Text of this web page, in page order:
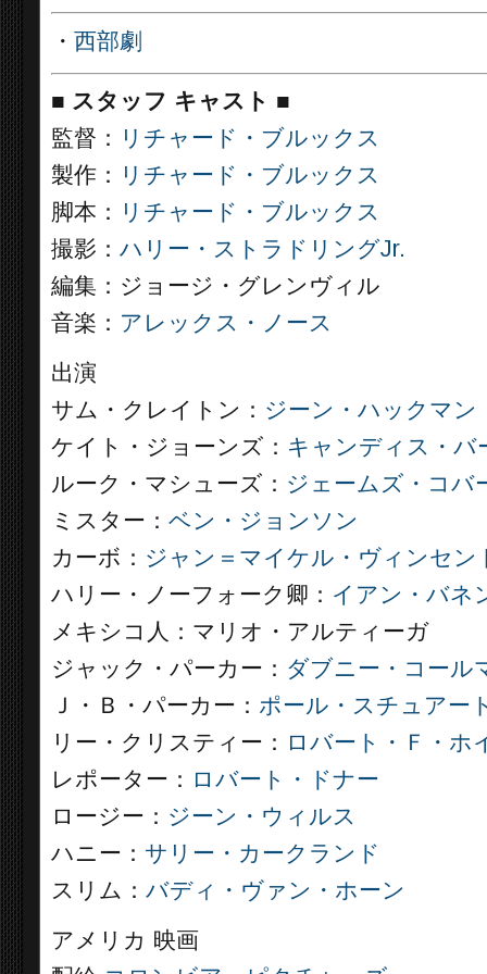
・ 西部劇
■ スタッフ キャスト ■
監督： リチャード・ブルックス
製作： リチャード・ブルックス
脚本： リチャード・ブルックス
撮影： ハリー・ストラドリングJr.
編集：ジョージ・グレンヴィル
音楽： アレックス・ノース
出演
サム・クレイトン： ジーン・ハックマン
ケイト・ジョーンズ： キャンディス・バ
ルーク・マシューズ： ジェームズ・コバ
ミスター： ベン・ジョンソン
カーボ： ジャン＝マイケル・ヴィンセン
ハリー・ノーフォーク卿： イアン・バネ
メキシコ人：マリオ・アルティーガ
ジャック・パーカー： ダブニー・コール
Ｊ・Ｂ・パーカー： ポール・スチュアート
リー・クリスティー： ロバート・Ｆ・ホ
レポーター： ロバート・ドナー
ロージー： ジーン・ウィルス
ハニー： サリー・カークランド
スリム： バディ・ヴァン・ホーン
アメリカ 映画